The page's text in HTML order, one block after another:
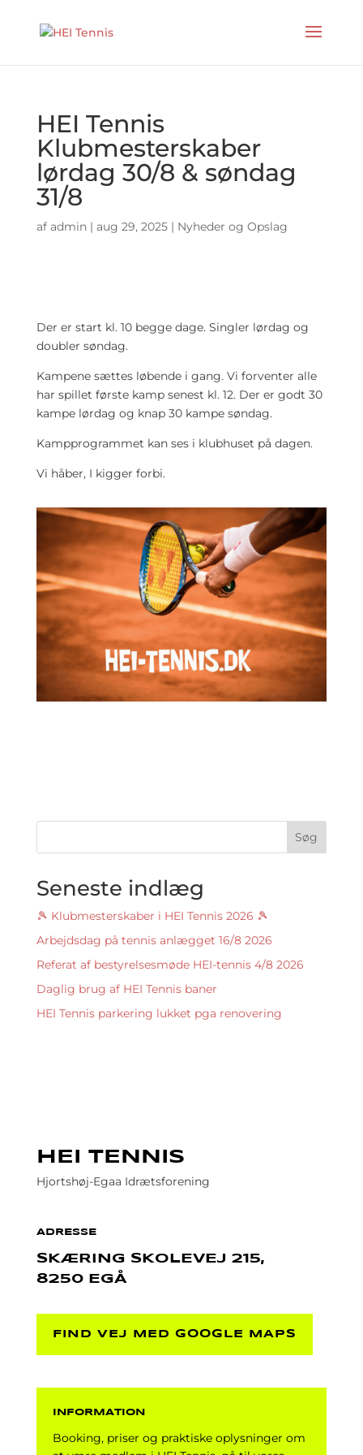
HEI Tennis
Klubmesterskaber
lørdag 30/8 & søndag
31/8
af admin| aug 29, 2025| Nyheder og Opslag
Der er start kl. 10 begge dage. Singler lørdag og
doubler søndag.
Kampene sættes løbende i gang. Vi forventer alle
har spillet første kamp senest kl. 12. Der er godt 30
kampe lørdag og knap 30 kampe søndag.
Kampprogrammet kan ses i klubhuset på dagen.
Vi håber, I kigger forbi.
Søg
Seneste indlæg
🎾 Klubmesterskaber i HEI Tennis 2026 🎾
Arbejdsdag på tennis anlægget 16/8 2026
Referat af bestyrelsesmøde HEI-tennis 4/8 2026
Daglig brug af HEI Tennis baner
HEI Tennis parkering lukket pga renovering
HEI TENNIS
Hjortshøj-Egaa Idrætsforening
ADRESSE
SKÆRING SKOLEVEJ 215,
8250 EGÅ
FIND VEJ MED GOOGLE MAPS
INFORMATION
Booking, priser og praktiske oplysninger om